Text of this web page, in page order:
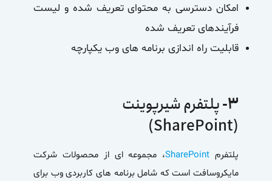
امکان دسترسی به محتوای تعریف شده و لیست
فرآیندهای تعریف شده
قابلیت راه اندازی برنامه های وب یکپارچه
۳- پلتفرم شیرپوینت
(SharePoint)
پلتفرمSharePoint، مجموعه ای از محصولات شرکت
مایکروسافت است که شامل برنامه های کاربردی وب برای